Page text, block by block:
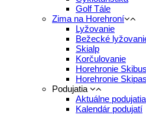
Golf Tále
Zima na Horehroní
Lyžovanie
Bežecké
Skialp
Korčulovanie
Horehronie Skibus
Horehronie
Podujatia
Aktuálne podujatia
Kalendár podujatí